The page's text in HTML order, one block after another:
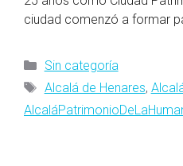
ciudad comenzó a formar
Categorías
Sin categoría
Etiquetas
Alcalá de Henares,